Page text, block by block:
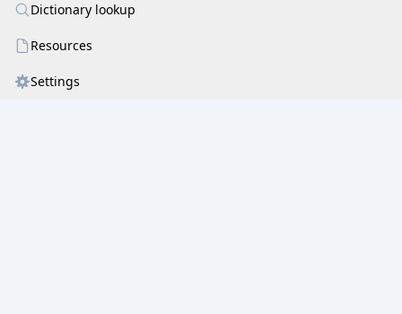
महोऽहमवलोकये महितसाहितलब्धये ॥ ३ ॥
रसज्ञहृदयङ्गमस्फुरदसीमभावोदयां
तदीयरसभावनासमुचितैर्गुणैर्बन्धुराम् ।
निरर्गलविनिर्गलत्सुरधुनीतरङ्गक्रमां
Dictionary lookup
Resources
Settings